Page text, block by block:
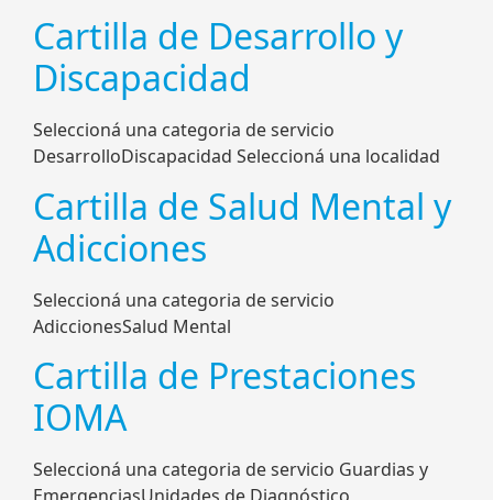
Cartilla de Desarrollo y
Discapacidad
Seleccioná una categoria de servicio
DesarrolloDiscapacidad Seleccioná una localidad
Cartilla de Salud Mental y
Adicciones
Seleccioná una categoria de servicio
AdiccionesSalud Mental
Cartilla de Prestaciones
IOMA
Seleccioná una categoria de servicio Guardias y